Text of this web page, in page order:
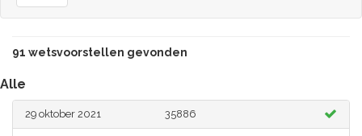
91 wetsvoorstellen gevonden
Alle
29 oktober 2021 35886